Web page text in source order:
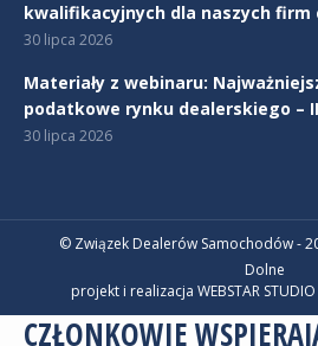
kwalifikacyjnych dla naszych firm
30 lipca 2026
Materiały z webinaru:
podatkowe rynku dealerskiego –
30 lipca 2026
© Związek Dealerów Samochodów -
Dolne
projekt i realizacja WEBSTAR STUDIO
CZŁONKOWIE